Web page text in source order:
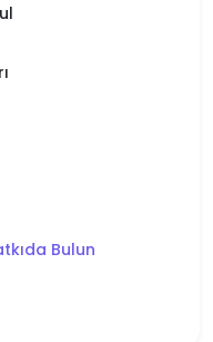
Bulun